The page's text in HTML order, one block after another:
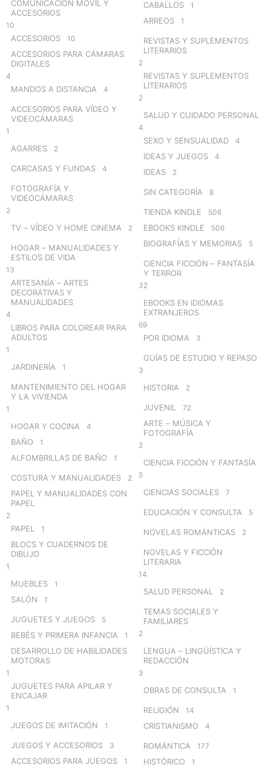
COMUNICACIÓN MÓVIL Y
ACCESORIOS
10
ACCESORIOS 10
ACCESORIOS PARA CÁMARAS
DIGITALES
4
MANDOS A DISTANCIA 4
ACCESORIOS PARA VÍDEO Y
VIDEOCÁMARAS
1
AGARRES 2
CARCASAS Y FUNDAS 4
FOTOGRAFÍA Y
VIDEOCÁMARAS
2
TV – VÍDEO Y HOME CINEMA 2
HOGAR – MANUALIDADES Y
ESTILOS DE VIDA
13
ARTESANÍA – ARTES
DECORATIVAS Y
MANUALIDADES
4
LIBROS PARA COLOREAR PARA
ADULTOS
1
JARDINERÍA 1
MANTENIMIENTO DEL HOGAR
Y LA VIVIENDA
1
HOGAR Y COCINA 4
BAÑO 1
ALFOMBRILLAS DE BAÑO 1
COSTURA Y MANUALIDADES 2
PAPEL Y MANUALIDADES CON
PAPEL
2
PAPEL 1
BLOCS Y CUADERNOS DE
DIBUJO
1
MUEBLES 1
SALÓN 1
JUGUETES Y JUEGOS 5
BEBÉS Y PRIMERA INFANCIA 1
DESARROLLO DE HABILIDADES
MOTORAS
1
JUGUETES PARA APILAR Y
ENCAJAR
1
JUEGOS DE IMITACIÓN 1
JUEGOS Y ACCESORIOS 3
ACCESORIOS PARA JUEGOS 1
CABALLOS 1
ARREOS 1
REVISTAS Y SUPLEMENTOS
LITERARIOS
2
REVISTAS Y SUPLEMENTOS
LITERARIOS
2
SALUD Y CUIDADO PERSONAL
4
SEXO Y SENSUALIDAD 4
IDEAS Y JUEGOS 4
IDEAS 2
SIN CATEGORÍA 8
TIENDA KINDLE 506
EBOOKS KINDLE 506
BIOGRAFÍAS Y MEMORIAS 5
CIENCIA FICCIÓN – FANTASÍA
Y TERROR
32
EBOOKS EN IDIOMAS
EXTRANJEROS
69
POR IDIOMA 3
GUÍAS DE ESTUDIO Y REPASO
3
HISTORIA 2
JUVENIL 72
ARTE – MÚSICA Y
FOTOGRAFÍA
2
CIENCIA FICCIÓN Y FANTASÍA
5
CIENCIAS SOCIALES 7
EDUCACIÓN Y CONSULTA 5
NOVELAS ROMÁNTICAS 2
NOVELAS Y FICCIÓN
LITERARIA
14
SALUD PERSONAL 2
TEMAS SOCIALES Y
FAMILIARES
2
LENGUA – LINGÜÍSTICA Y
REDACCIÓN
3
OBRAS DE CONSULTA 1
RELIGIÓN 14
CRISTIANISMO 4
ROMÁNTICA 177
HISTÓRICO 1